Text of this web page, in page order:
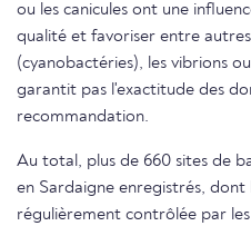
ou les canicules ont une
qualité et favoriser entre autres
(cyanobactéries), les vibrions
garantit pas l'exactitude des
recommandation.
Au total, plus de 660 sites de
en Sardaigne enregistrés,
régulièrement contrôlée par